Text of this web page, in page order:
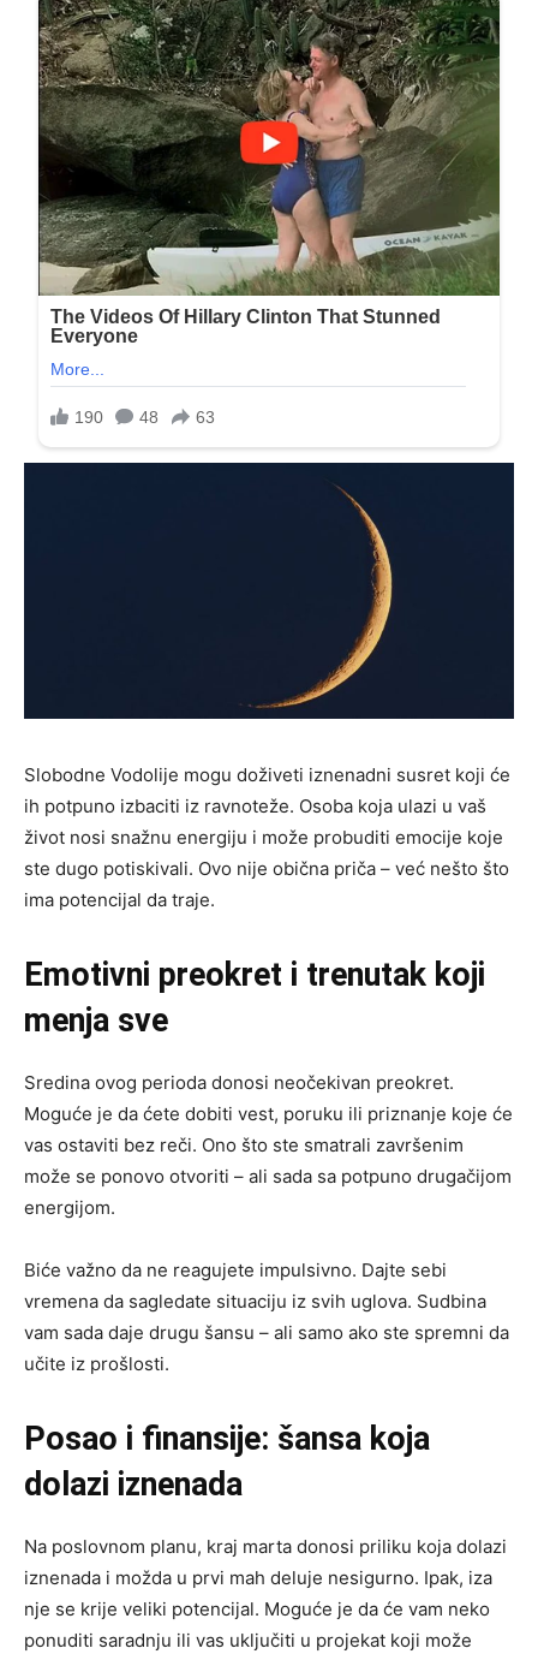
Slobodne Vodolije mogu doživeti iznenadni susret koji će
ih potpuno izbaciti iz ravnoteže. Osoba koja ulazi u vaš
život nosi snažnu energiju i može probuditi emocije koje
ste dugo potiskivali. Ovo nije obična priča – već nešto što
ima potencijal da traje.
Emotivni preokret i trenutak koji
menja sve
Sredina ovog perioda donosi neočekivan preokret.
Moguće je da ćete dobiti vest, poruku ili priznanje koje će
vas ostaviti bez reči. Ono što ste smatrali završenim
može se ponovo otvoriti – ali sada sa potpuno drugačijom
energijom.
Biće važno da ne reagujete impulsivno. Dajte sebi
vremena da sagledate situaciju iz svih uglova. Sudbina
vam sada daje drugu šansu – ali samo ako ste spremni da
učite iz prošlosti.
Posao i finansije: šansa koja
dolazi iznenada
Na poslovnom planu, kraj marta donosi priliku koja dolazi
iznenada i možda u prvi mah deluje nesigurno. Ipak, iza
nje se krije veliki potencijal. Moguće je da će vam neko
ponuditi saradnju ili vas uključiti u projekat koji može